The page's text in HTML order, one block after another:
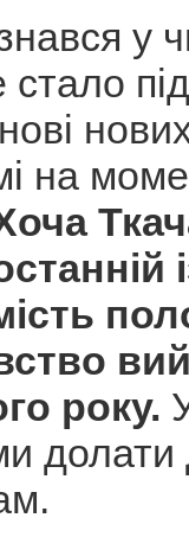
у
стало
на
року.